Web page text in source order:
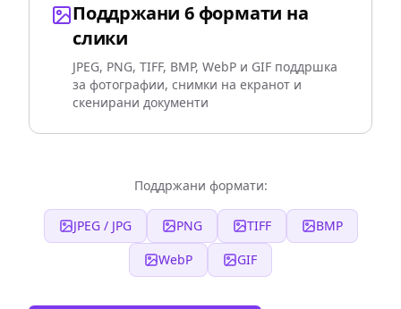
Поддржани 6 формати на
слики
JPEG, PNG, TIFF, BMP, WebP и GIF поддршка
за фотографии, снимки на екранот и
скенирани документи
Поддржани формати:
JPEG / JPG PNG TIFF
BMP
WebP
GIF